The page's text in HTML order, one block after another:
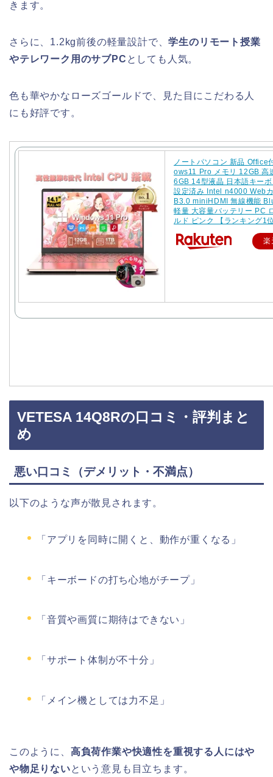
きます。
さらに、1.2kg前後の軽量設計で、学生のリモート授業
やテレワーク用のサブPC としても人気。
色も華やかなローズゴールドで、見た目にこだわる人
にも好評です。
ノートパソコン 新品 Office
ows11 Pro メモリ 12GB 高
6GB 14型液晶 日本語キー
設定済み Intel n4000 Web
B3.0 miniHDMI 無線機能
軽量 大容量バッテリー PC
ルド ピンク 【ランキング1
楽
VETESA 14Q8Rの口コミ・評判まと
め
悪い口コミ（デメリット・不満点）
以下のような声が散見されます。
「アプリを同時に開くと、動作が重くなる」
「キーボードの打ち心地がチープ」
「音質や画質に期待はできない」
「サポート体制が不十分」
「メイン機としては力不足」
このように、 高負荷作業や快適性を重視する人にはや
や物足りないという意見も目立ちます。